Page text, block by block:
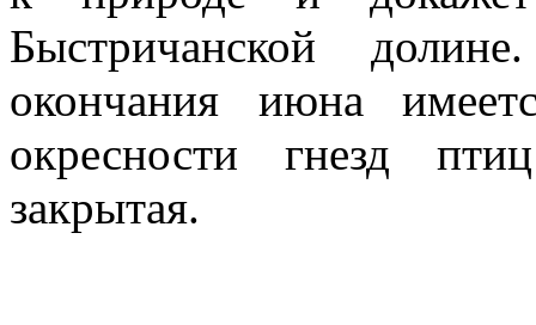
Быстричанской
окончания июна
окресности гнезд
закрытая.